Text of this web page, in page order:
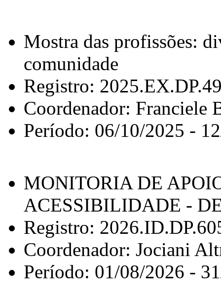
Mostra das profissões:
comunidade
Registro:
Coordenador: Franciele
Período: 06/10/2025 -
MONITORIA DE
ACESSIBILIDADE -
Registro:
Coordenador: Jociani
Período: 01/08/2026 -